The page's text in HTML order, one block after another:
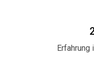
Erfahrung